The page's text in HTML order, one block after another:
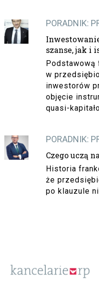
PORADNIK:
szanse, jak i
Podstawową
w
inwestorów
objęcie
quasi-
PORADNIK:
Czego uczą
Historia
że
po klauzule